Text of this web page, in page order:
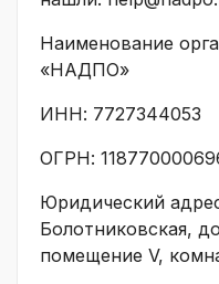
Наименование
«НАДПО»
ИНН: 7727344053
ОГРН:
Юридический
Болотниковская,
помещение V,